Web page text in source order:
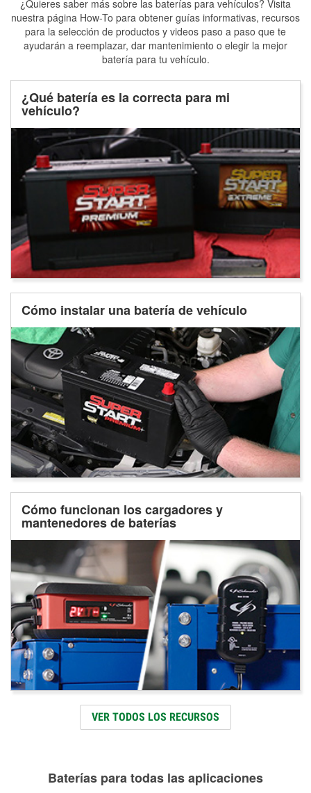
¿Quieres saber más sobre las baterías para vehículos? Visita
nuestra página How-To para obtener guías informativas, recursos
para la selección de productos y videos paso a paso que te
ayudarán a reemplazar, dar mantenimiento o elegir la mejor
batería para tu vehículo.
¿Qué batería es la correcta para mi
vehículo?
Cómo instalar una batería de vehículo
Cómo funcionan los cargadores y
mantenedores de baterías
VER TODOS LOS RECURSOS
Baterías para todas las aplicaciones